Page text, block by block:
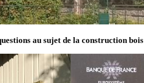
au sujet de la construction bois